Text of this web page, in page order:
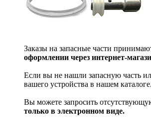
Заказы на запасные части
оформлении через интернет-
Если вы не нашли запасную часть
вашего устройства в нашем каталоге.
Вы можете запросить
только в электронном виде.